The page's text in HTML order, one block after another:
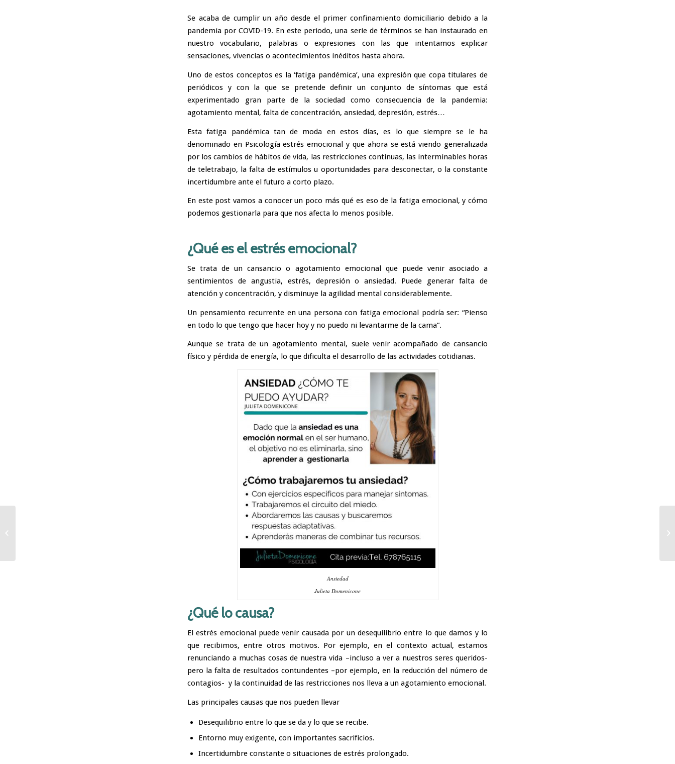
Se acaba de cumplir un año desde el primer confinamiento domiciliario debido a la
pandemia por COVID-19. En este periodo, una serie de términos se han instaurado en
nuestro vocabulario, palabras o expresiones con las que intentamos explicar
sensaciones, vivencias o acontecimientos inéditos hasta ahora.
Uno de estos conceptos es la ‘fatiga pandémica’, una expresión que copa titulares de
periódicos y con la que se pretende definir un conjunto de síntomas que está
experimentado gran parte de la sociedad como consecuencia de la pandemia:
agotamiento mental, falta de concentración, ansiedad, depresión, estrés…
Esta fatiga pandémica tan de moda en estos días, es lo que siempre se le ha
denominado en Psicología estrés emocional y que ahora se está viendo generalizada
por los cambios de hábitos de vida, las restricciones continuas, las interminables horas
de teletrabajo, la falta de estímulos u oportunidades para desconectar, o la constante
incertidumbre ante el futuro a corto plazo.
En este post vamos a conocer un poco más qué es eso de la fatiga emocional, y cómo
podemos gestionarla para que nos afecta lo menos posible.
¿Qué es el estrés emocional?
Se trata de un cansancio o agotamiento emocional que puede venir asociado a
sentimientos de angustia, estrés, depresión oansiedad. Puede generar falta de
atención y concentración, y disminuye la agilidad mental considerablemente.
Un pensamiento recurrente en una persona con fatiga emocional podría ser: “Pienso
en todo lo que tengo que hacer hoy y no puedo ni levantarme de la cama”.
Aunque se trata de un agotamiento mental, suele venir acompañado de cansancio
físico y pérdida de energía, lo que dificulta el desarrollo de las actividades cotidianas.
Ansiedad
Julieta Domenicone
¿Qué lo causa?
El estrés emocional puede venir causada por un desequilibrio entre lo que damos y lo
que recibimos, entre otros motivos. Por ejemplo, en el contexto actual, estamos
renunciando a muchas cosas de nuestra vida –incluso a ver a nuestros seres queridos-
pero la falta de resultados contundentes –por ejemplo, en la reducción del número de
contagios- y la continuidad de las restricciones nos lleva a un agotamiento emocional.
Las principales causas que nos pueden llevar
Desequilibrio entre lo que se da y lo que se recibe.
Entorno muy exigente, con importantes sacrificios.
Incertidumbre constante o situaciones de estrés prolongado.